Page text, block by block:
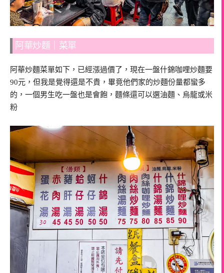
阿華炒麵｜菜單
阿華炒麵菜單如下，已經漲過價了，現在一盤什錦咖哩炒麵要
90元，但我是覺得還是不貴，畢竟他們家的炒麵份量都蠻多
的，一個男生吃一盤也是會飽，麵條還可以選油麵、烏龍或米
粉